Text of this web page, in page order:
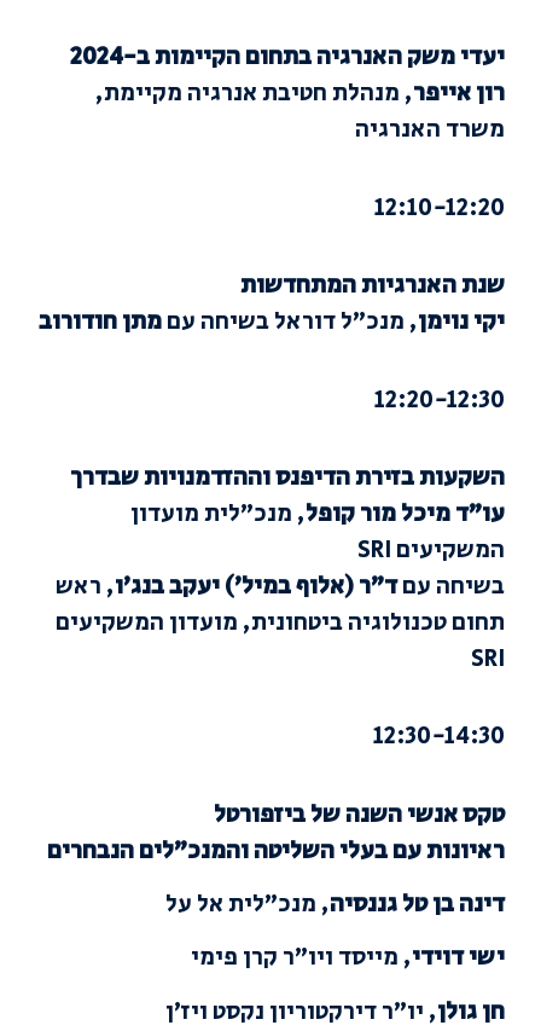
יעדי משק האנרגיה בתחום הקיימות ב-2024
רון אייפר, מנהלת חטיבת אנרגיה מקיימת,
משרד האנרגיה
12:10-12:20
שנת האנרגיות המתחדשות
יקי נוימן, מנכ”ל דוראל בשיחה עםמתן חודורוב
12:20-12:30
השקעות בזירת הדיפנס וההזדמנויות שבדרך
עו”ד מיכל מור קופל, מנכ”לית מועדון
המשקיעים SRI
בשיחה עםד”ר (אלוף במיל’) יעקב בנג’ו, ראש
תחום טכנולוגיה ביטחונית, מועדון המשקיעים
SRI
12:30-14:30
טקס אנשי השנה של ביזפורטל
ראיונות עם בעלי השליטה והמנכ”לים הנבחרים
דינה בן טל גננסיה, מנכ”לית אל על
ישי דוידי, מייסד ויו”ר קרן פימי
חן גולן, יו”ר דירקטוריון נקסט ויז’ן